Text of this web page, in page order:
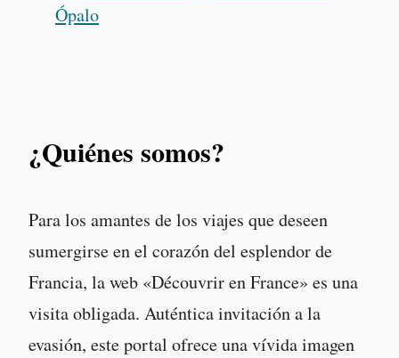
Ópalo
¿Quiénes somos?
Para los amantes de los viajes que deseen
sumergirse en el corazón del esplendor de
Francia, la web «Découvrir en France» es una
visita obligada. Auténtica invitación a la
evasión, este portal ofrece una vívida imagen